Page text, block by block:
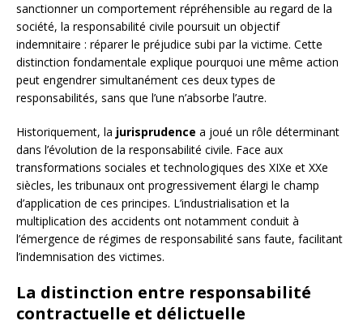
sanctionner un comportement répréhensible au regard de la
société, la responsabilité civile poursuit un objectif
indemnitaire : réparer le préjudice subi par la victime. Cette
distinction fondamentale explique pourquoi une même action
peut engendrer simultanément ces deux types de
responsabilités, sans que l’une n’absorbe l’autre.
Historiquement, la jurisprudence a joué un rôle déterminant
dans l’évolution de la responsabilité civile. Face aux
transformations sociales et technologiques des XIXe et XXe
siècles, les tribunaux ont progressivement élargi le champ
d’application de ces principes. L’industrialisation et la
multiplication des accidents ont notamment conduit à
l’émergence de régimes de responsabilité sans faute, facilitant
l’indemnisation des victimes.
La distinction entre responsabilité
contractuelle et délictuelle